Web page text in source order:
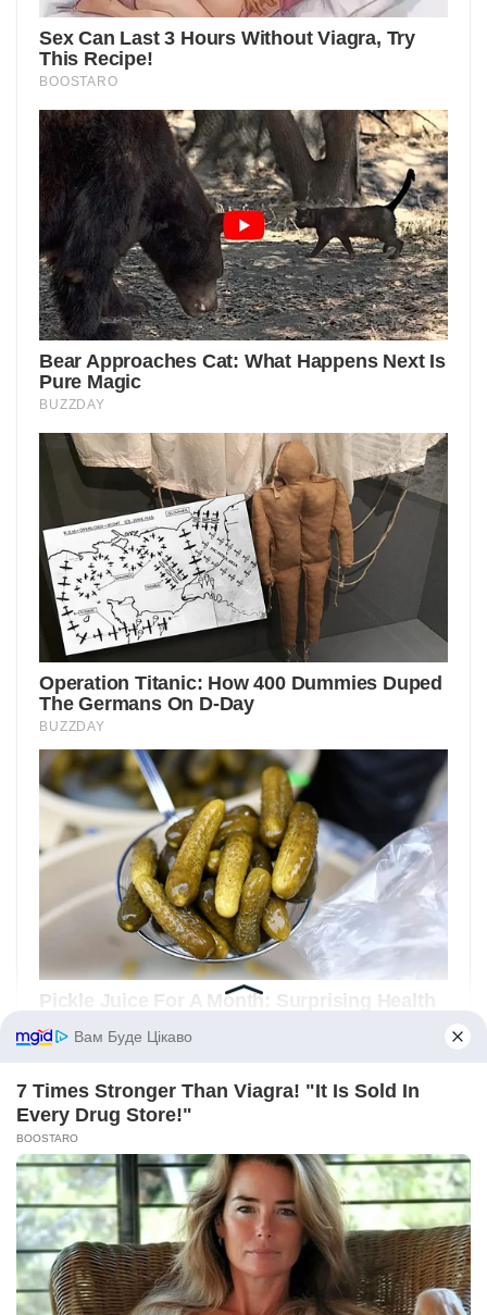
Вам Буде Цікаво
7 Times Stronger Than Viagra! "It Is Sold In
Every Drug Store!"
BOOSTARO